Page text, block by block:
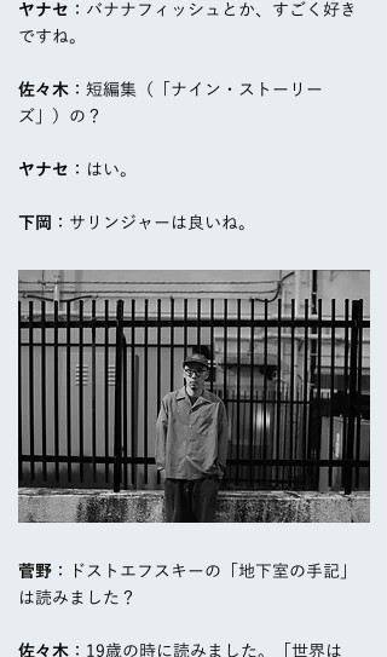
ヤナセ ：バナナフィッシュとか、すごく好き
ですね。
佐々木 ：短編集（「ナイン・ストーリー
ズ」）の？
ヤナセ ：はい。
下岡 ：サリンジャーは良いね。
菅野 ：ドストエフスキーの「地下室の手記」
は読みました？
佐々木 ：19歳の時に読みました。「世界は